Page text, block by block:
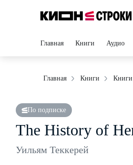
Главная Книги Аудио
Главная Книги Книги
По подписке
The History of
Уильям Теккерей